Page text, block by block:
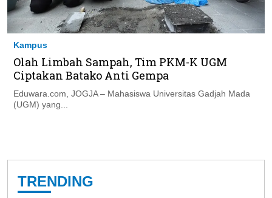
Ikuti Kami di:
Kampus
Olah Limbah Sampah, Tim PKM-K UGM
Ciptakan Batako Anti Gempa
Eduwara.com, JOGJA – Mahasiswa Universitas Gadjah Mada
(UGM) yang...
TRENDING